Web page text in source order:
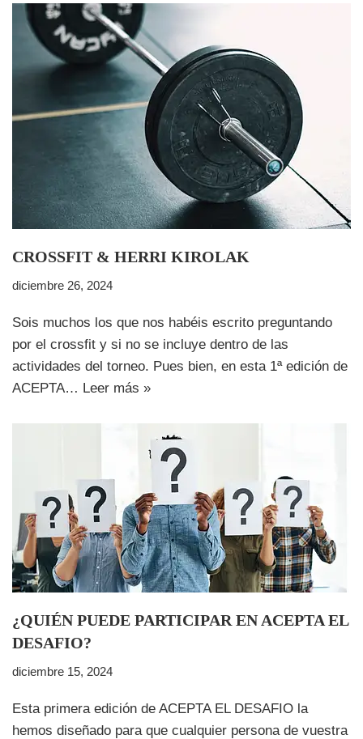
CROSSFIT & HERRI KIROLAK
diciembre 26, 2024
Sois muchos los que nos habéis escrito preguntando
por el crossfit y si no se incluye dentro de las
actividades del torneo. Pues bien, en esta 1ª edición de
ACEPTA… Leer más »
¿QUIÉN PUEDE PARTICIPAR EN ACEPTA EL
DESAFIO?
diciembre 15, 2024
Esta primera edición de ACEPTA EL DESAFIO la
hemos diseñado para que cualquier persona de vuestra